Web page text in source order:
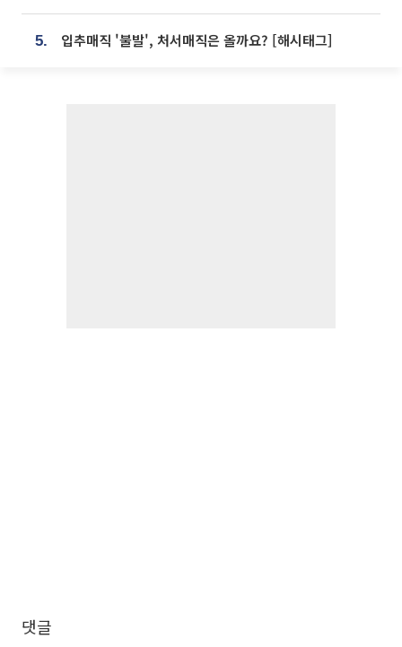
5. 입추매직 '불발', 처서매직은 올까요? [해시태그]
댓글